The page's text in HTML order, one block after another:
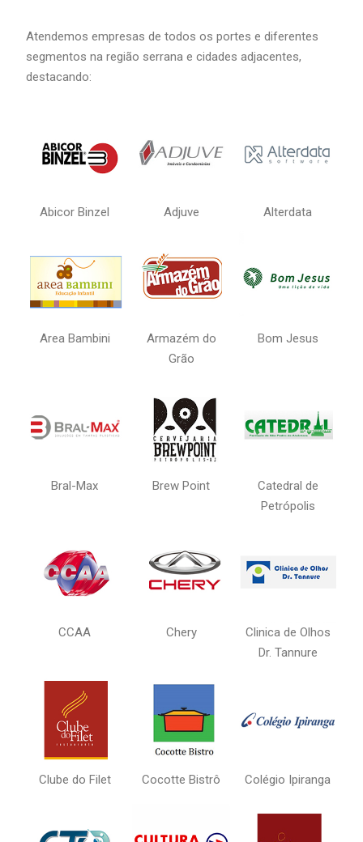
Atendemos empresas de todos os portes e diferentes
segmentos na região serrana e cidades adjacentes,
destacando:
Abicor Binzel Adjuve Alterdata
Area Bambini
Armazém do
Grão
Bom Jesus
Bral-Max Brew Point
Catedral de
Petrópolis
CCAA Chery
Clinica de Olhos
Dr. Tannure
Clube do Filet Cocotte Bistrô Colégio Ipiranga